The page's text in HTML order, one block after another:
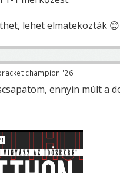
lehet elmatekozták 😊
champion '26
ennyin múlt a